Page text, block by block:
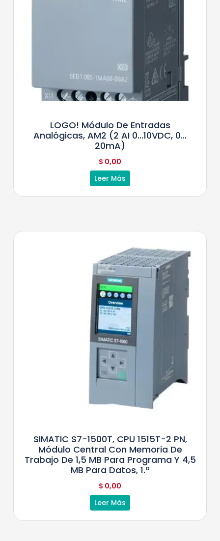
LOGO! Módulo De Entradas
Analógicas, AM2 (2 AI 0…10VDC, 0…
20mA)
$ 0,00
Leer Más
SIMATIC S7-1500T, CPU 1515T-2 PN,
Módulo Central Con Memoria De
Trabajo De 1,5 MB Para Programa Y 4,5
MB Para Datos, 1.ª
$ 0,00
Leer Más